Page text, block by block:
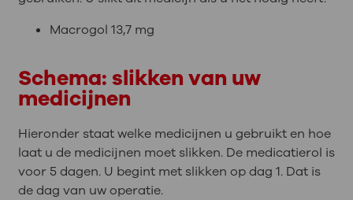
Macrogol 13,7 mg
Schema: slikken van uw
medicijnen
Hieronder staat welke medicijnen u gebruikt en hoe
laat u de medicijnen moet slikken. De medicatierol is
voor 5 dagen. U begint met slikken op dag 1. Dat is
de dag van uw operatie.